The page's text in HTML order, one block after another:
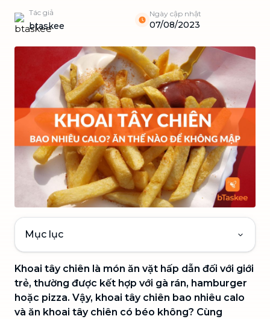
Tác giả
btaskee
Ngày cập nhật
07/08/2023
Mục lục
Khoai tây chiên là món ăn vặt hấp dẫn đối với giới
trẻ, thường được kết hợp với gà rán, hamburger
hoặc pizza. Vậy, khoai tây chiên bao nhiêu calo
và ăn khoai tây chiên có béo không? Cùng